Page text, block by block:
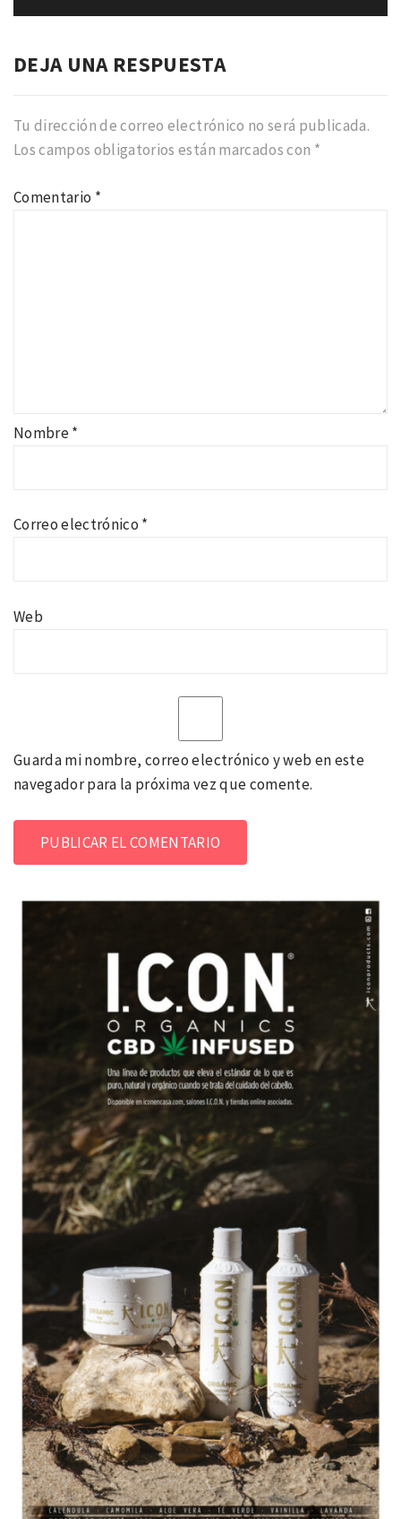
DEJA UNA RESPUESTA
Tu dirección de correo electrónico no será publicada.
Los campos obligatorios están marcados con *
Comentario *
Nombre*
Correo electrónico *
Web
Guarda mi nombre, correo electrónico y web en este
navegador para la próxima vez que comente.